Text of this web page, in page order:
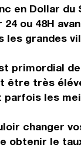
en Dollar
ou 48H
les grandes
primordial
être très
les
changer
obtenir le